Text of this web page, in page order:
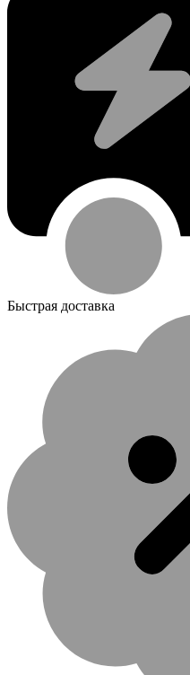
Быстрая доставка